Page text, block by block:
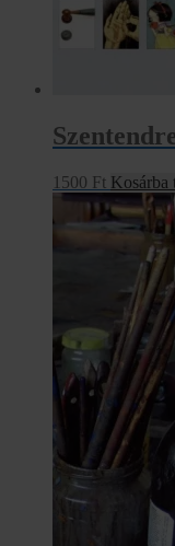
1500 Ft Kosárba